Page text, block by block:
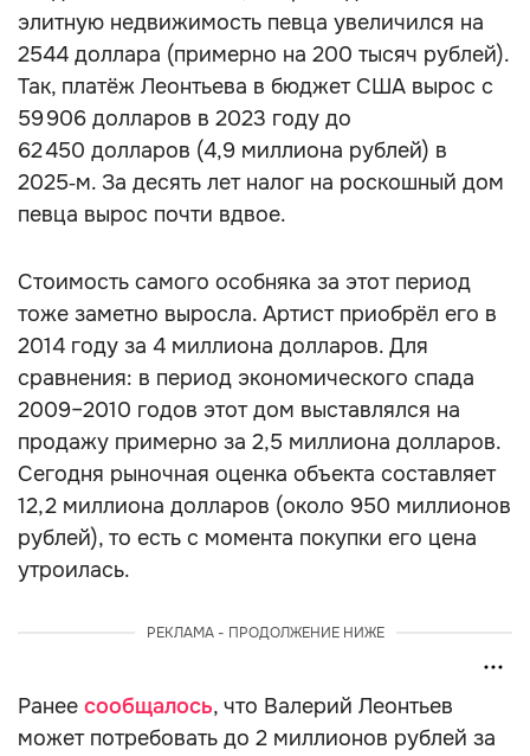
элитную недвижимость певца увеличился на
2544 доллара (примерно на 200 тысяч рублей).
Так, платёж Леонтьева в бюджет США вырос с
59 906 долларов в 2023 году до
62 450 долларов (4,9 миллиона рублей) в
2025‑м. За десять лет налог на роскошный дом
певца вырос почти вдвое.
Стоимость самого особняка за этот период
тоже заметно выросла. Артист приобрёл его в
2014 году за 4 миллиона долларов. Для
сравнения: в период экономического спада
2009–2010 годов этот дом выставлялся на
продажу примерно за 2,5 миллиона долларов.
Сегодня рыночная оценка объекта составляет
12,2 миллиона долларов (около 950 миллионов
рублей), то есть с момента покупки его цена
утроилась.
РЕКЛАМА - ПРОДОЛЖЕНИЕ НИЖЕ
Ранее сообщалось, что Валерий Леонтьев
может потребовать до 2 миллионов рублей за